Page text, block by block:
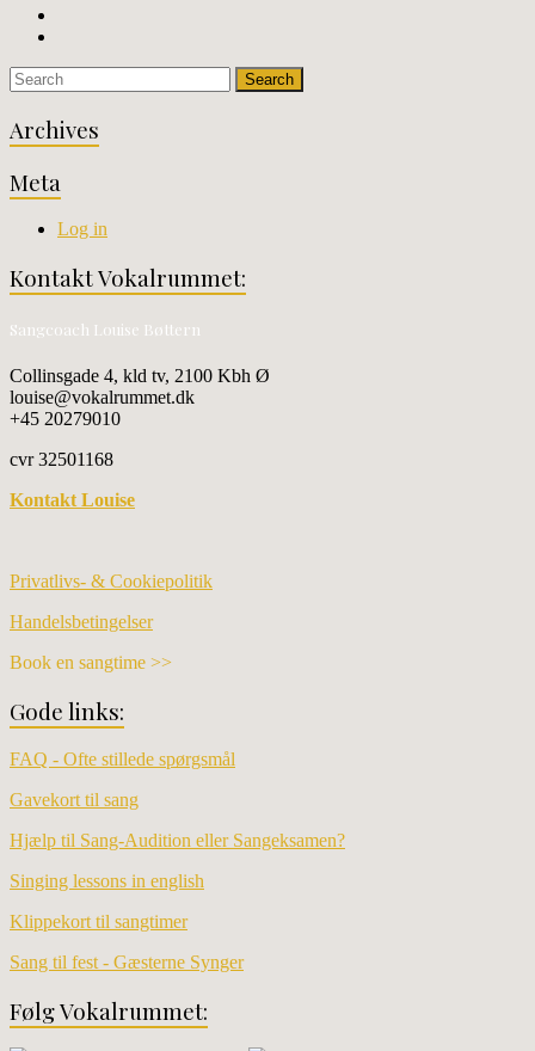
Archives
Meta
Log in
Kontakt Vokalrummet:
Sangcoach Louise Bøttern
Collinsgade 4, kld tv, 2100 Kbh Ø
louise@vokalrummet.dk
+45 20279010
cvr 32501168
Kontakt Louise
Privatlivs- & Cookiepolitik
Handelsbetingelser
Book en sangtime >>
Gode links:
FAQ - Ofte stillede spørgsmål
Gavekort til sang
Hjælp til Sang-Audition eller Sangeksamen?
Singing lessons in english
Klippekort til sangtimer
Sang til fest - Gæsterne Synger
Følg Vokalrummet: